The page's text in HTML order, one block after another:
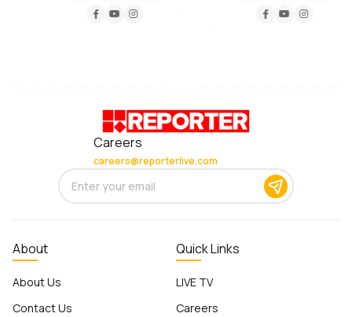
Careers
careers@reporterlive.com
About
About Us
Contact Us
Quick Links
LIVE TV
Careers